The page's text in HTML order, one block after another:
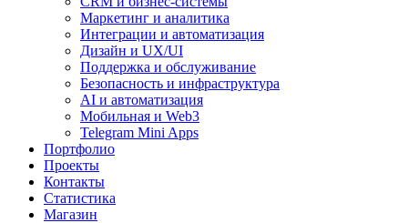
Маркетинг и аналитика
Интеграции и автоматизация
Дизайн и UX/UI
Поддержка и обслуживание
Безопасность и инфраструктура
AI и автоматизация
Мобильная и Web3
Telegram Mini Apps
Портфолио
Проекты
Контакты
Статистика
Магазин